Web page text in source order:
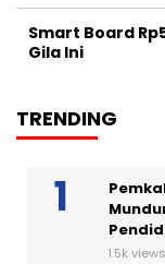
Smart Board
Gila Ini
TRENDING
1.5k views